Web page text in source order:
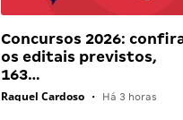
Concursos 2026:
os editais previstos,
163…
Raquel Cardoso • Há 3 horas